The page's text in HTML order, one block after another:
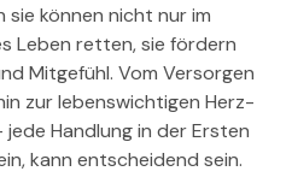
sie können nicht nur im
Leben retten, sie fördern
Mitgefühl. Vom Versorgen
zur lebenswichtigen Herz-
Handlung in der Ersten
kann entscheidend sein.